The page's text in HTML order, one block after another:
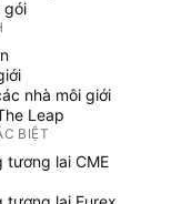
gói
nhà môi giới
Leap
BIỆT
tương lai CME